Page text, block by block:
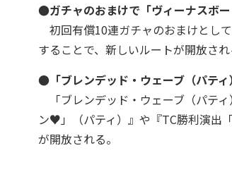
●ガチャのおまけで「ヴィーナスボー
初回有償10連ガチャのおまけとし
することで、新しいルートが開放され
●「ブレンデッド・ウェーブ（パテ
「ブレンデッド・ウェーブ（パテ
ン♥」（パティ）』や『TC勝利演出
が開放される。